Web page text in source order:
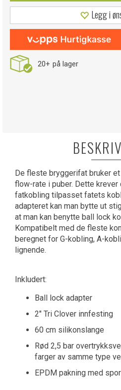
Legg i
20+ på lager
De fleste bryggerifat bruker
flow-rate i puber. Dette
fatkobling tilpasset fatets
adapteret kan man bytte ut
at man kan benytte ball lock
Kompatibelt med de fleste
beregnet for G-kobling, A-
lignende.
Inkludert:
Ball lock adapter
2" Tri Clover innfesting
60 cm silikonslange
Rød 2,5 bar
farger av samme type
EPDM pakning med spor